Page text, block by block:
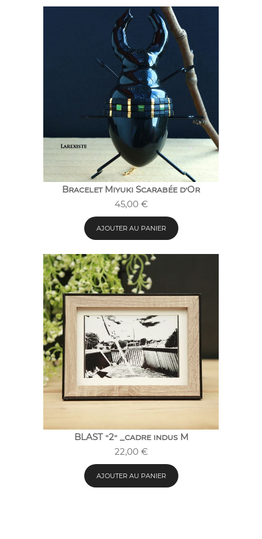
Bracelet Miyuki Scarabée d’Or
45,00 €
AJOUTER AU PANIER
BLAST "2" _cadre indus M
22,00 €
AJOUTER AU PANIER